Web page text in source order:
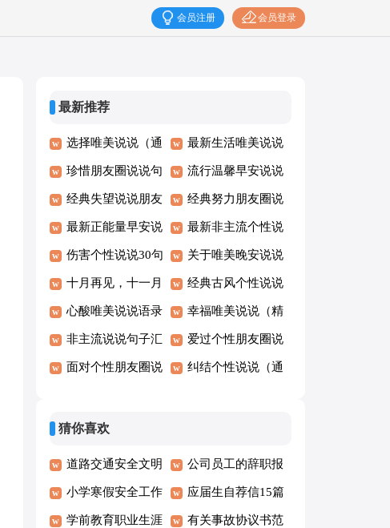
会员登录
会员注册
最新推荐
选择唯美说说（通
用30句）
最新生活唯美说说
朋友圈大全（通用
160句）
珍惜朋友圈说说句
子（通用50句）
流行温馨早安说说
（通用115句）
经典失望说说朋友
圈汇总（通用80
句）
经典努力朋友圈说
说句子（通用70
句）
最新正能量早安说
说大全（精选75
句）
最新非主流个性说
说（通用70句）
伤害个性说说30句
精选
关于唯美晚安说说
（通用90句）
十月再见，十一月
你好个性说说语录
大全70句
经典古风个性说说
句子大全100句精
选
心酸唯美说说语录
（精选40句）
幸福唯美说说（精
选40句）
非主流说说句子汇
总（精选80句）
爱过个性朋友圈说
说心语30句
面对个性朋友圈说 纠结个性说说（通
猜你喜欢
道路交通安全文明
承诺书
公司员工的辞职报
告
小学寒假安全工作
自查报告2篇
应届生自荐信15篇
学前教育职业生涯 有关事故协议书范